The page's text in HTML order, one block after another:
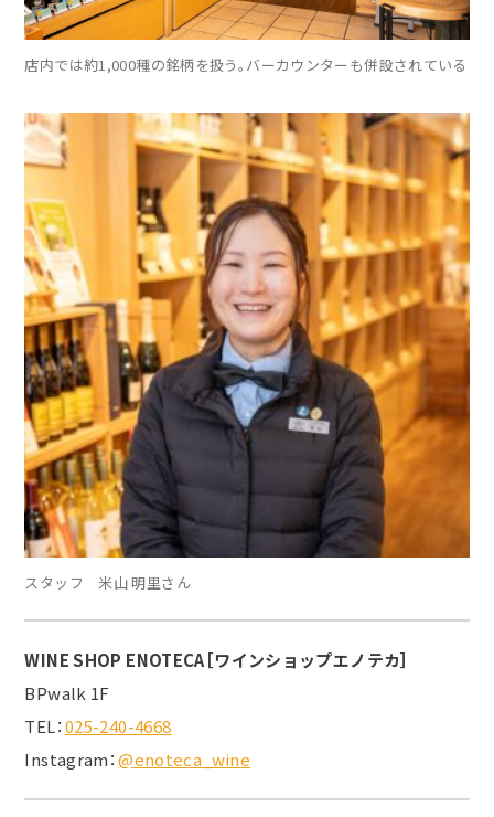
店内では約1,000種の銘柄を扱う。バーカウンターも併設されている
スタッフ 米山 明里さん
WINE SHOP ENOTECA［ワインショップエノテカ］
BPwalk 1F
TEL：025-240-4668
Instagram：@enoteca_wine